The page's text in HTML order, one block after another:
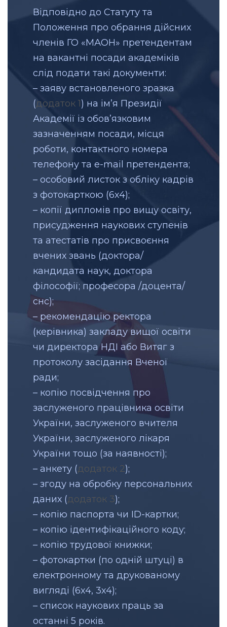
Відповідно до Статуту та
Положення про обрання дійсних
членів ГО «МАОН» претендентам
на вакантні посади академіків
слід подати такі документи:
– заяву встановленого зразка
(додаток 1) на ім’я Президії
Академії із обов’язковим
зазначенням посади, місця
роботи, контактного номера
телефону та е-mail претендента;
– особовий листок з обліку кадрів
з фотокарткою (6х4);
– копії дипломів про вищу освіту,
присудження наукових ступенів
та атестатів про присвоєння
вчених звань (доктора/
кандидата наук, доктора
філософії; професора /доцента/
снс);
– рекомендацію ректора
(керівника) закладу вищої освіти
чи директора НДІ або Витяг з
протоколу засідання Вченої
ради;
– копію посвідчення про
заслуженого працівника освіти
України, заслуженого вчителя
України, заслуженого лікаря
України тощо (за наявності);
– анкету (додаток 2);
– згоду на обробку персональних
даних (додаток 3);
– копію паспорта чи ІD-картки;
– копію ідентифікаційного коду;
– копію трудової книжки;
– фотокартки (по одній штуці) в
електронному та друкованому
вигляді (6х4, 3х4);
– список наукових праць за
останні 5 років.